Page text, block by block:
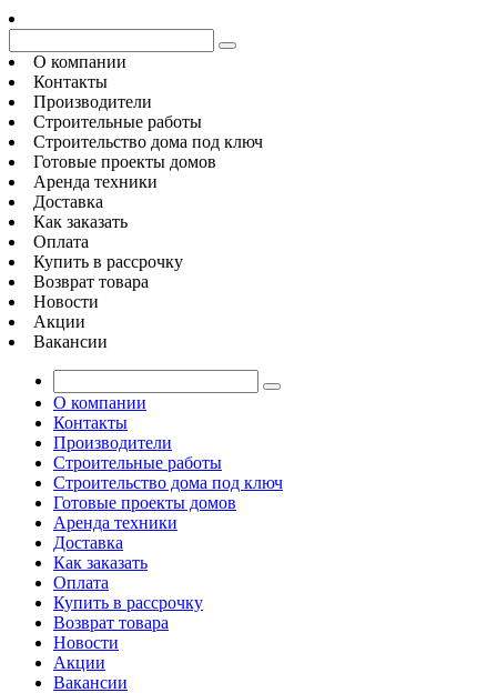
О компании
Контакты
Производители
Строительные работы
Строительство дома под ключ
Готовые проекты домов
Аренда техники
Доставка
Как заказать
Оплата
Купить в рассрочку
Возврат товара
Новости
Акции
Вакансии
О компании
Контакты
Производители
Строительные работы
Строительство дома под ключ
Готовые проекты домов
Аренда техники
Доставка
Как заказать
Оплата
Купить в рассрочку
Возврат товара
Новости
Акции
Вакансии